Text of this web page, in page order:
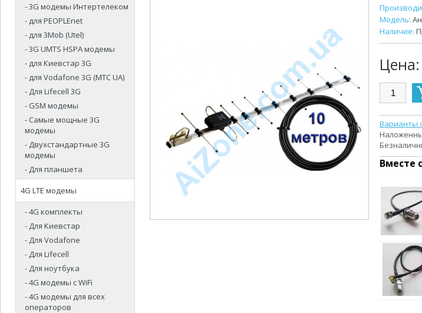
- 3G модемы Интертелеком
- для PEOPLEnet
- для 3Mob (Utel)
- 3G UMTS HSPA модемы
- для Киевстар 3G
- для Vodafone 3G (МТС UA)
- Для Lifecell 3G
- GSM модемы
- Самые мощные 3G
модемы
- Двухстандартные 3G
модемы
- Для планшета
4G LTE модемы
- 4G комплекты
- Для Киевстар
- Для Vodafone
- Для Lifecell
- Для ноутбука
- 4G модемы с WiFi
- 4G модемы для всех
операторов
Модель:
Наличие:
Цена:
Варианты
Вместе с